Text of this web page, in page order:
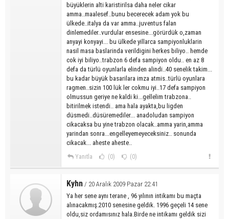
büyüklerin alti karistirilsa daha neler cikar
amma..maalesef..bunu becerecek adam yok bu
ülkede..italya da var amma..juventus falan
dinlemediler..vurdular ensesine...görürdük o,zaman
anyayi konyayi... bu ülkede yillarca sampiyonluklarin
nasil masa baslarinda verildigini herkes biliyo.. hemde
cok iyi biliyo..trabzon 6 defa sampiyon oldu.. en az 8
defa da türlü oyunlarla elinden alindi..40 senelik takim...
bu kadar büyük basarilara imza atmis..türlü oyunlara
ragmen..sizin 100 lük ler cokmu iyi..17 defa sampiyon
olmussun geriye ne kaldi ki...gellelim trabzona..
bitirilmek istendi.. ama hala ayakta,bu ligden
düsmedi..düsüremediler... anadoludan sampiyon
cikacaksa bu yine trabzon olacak..amma yarin,amma
yarindan sonra...engelleyemeyeceksiniz.. sonunda
cikacak... aheste aheste..
Yanıtla (0) (0)
Kyhn / 20 Aralık 2009 Pazar 22:41
Ya her sene aynı terane , 96 yılının intikamı bu maçta
alınacakmış.2010 senesine geldik. 1996 geçeli 14 sene
oldu,siz ordamısınız hala.Birde ne intikamı geldik sizi